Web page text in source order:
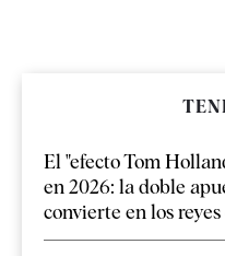
El "efecto Tom
en 2026: la doble
convierte en los